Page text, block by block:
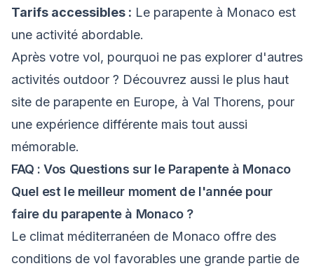
Tarifs accessibles : Le parapente à Monaco est
une activité abordable.
Après votre vol, pourquoi ne pas explorer d'autres
activités outdoor ? Découvrez aussi le plus haut
site de parapente en Europe, à Val Thorens, pour
une expérience différente mais tout aussi
mémorable.
FAQ : Vos Questions sur le Parapente à Monaco
Quel est le meilleur moment de l'année pour
faire du parapente à Monaco ?
Le climat méditerranéen de Monaco offre des
conditions de vol favorables une grande partie de